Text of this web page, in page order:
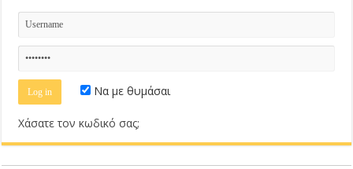
Να με θυμάσαι
Χάσατε τον κωδικό σας;